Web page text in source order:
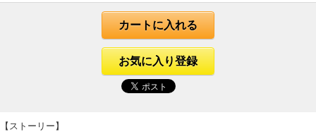
カートに入れる
お気に入り登録
【ストーリー】